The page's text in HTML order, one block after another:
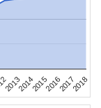
201320142015201620172018